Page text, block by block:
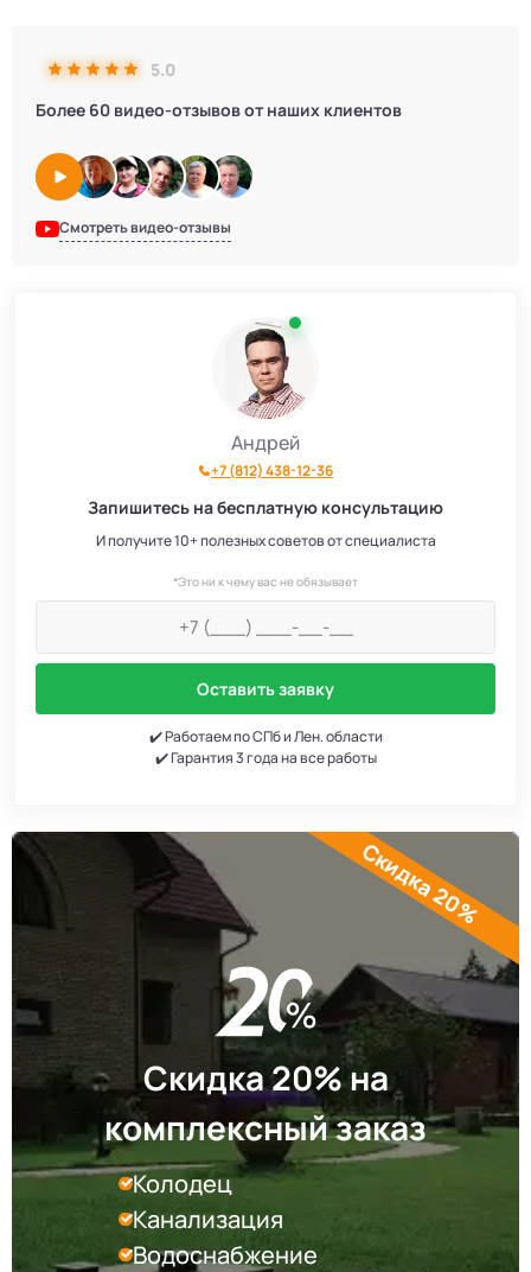
5.0
Более 60 видео-отзывов от наших клиентов
Смотреть видео-отзывы
Андрей
+7 (812) 438-12-36
Запишитесь на бесплатную консультацию
И получите 10+ полезных советов от специалиста
*Это ни к чему вас не обязывает
Оставить заявку
✔️ Работаем по СПб и Лен. области
✔️ Гарантия 3 года на все работы
Скидка 20% на
комплексный заказ
Колодец
Канализация
Водоснабжение
Скидка 20%